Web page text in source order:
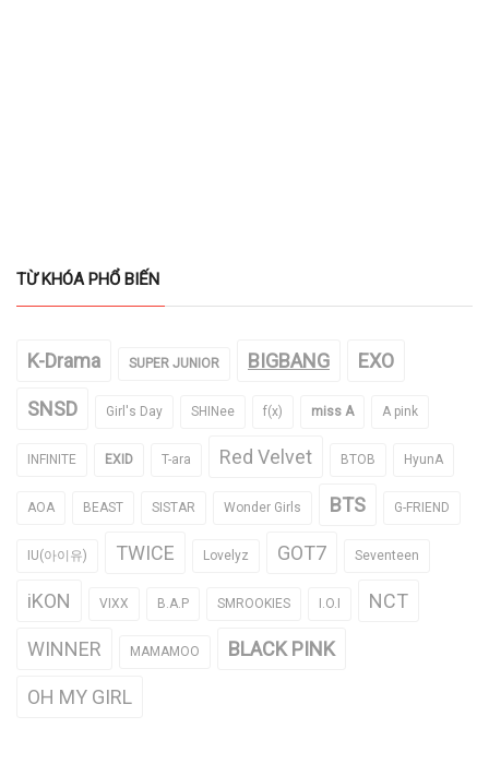
TỪ KHÓA PHỔ BIẾN
K-Drama SUPER JUNIOR BIGBANG EXO
SNSD Girl's Day SHINee f(x) miss A A pink
INFINITE EXID T-ara Red Velvet BTOB HyunA
AOA BEAST SISTAR Wonder Girls BTS G-FRIEND
IU(아이유) TWICE Lovelyz GOT7 Seventeen
iKON VIXX B.A.P SMROOKIES I.O.I NCT
WINNER MAMAMOO BLACK PINK
OH MY GIRL